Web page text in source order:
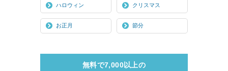
ハロウィン クリスマス
お正月 節分
無料で7,000以上の